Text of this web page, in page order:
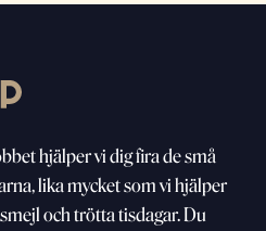
hjälper vi dig fira de små
lika mycket som vihjälper
och tröttatisdagar. Du